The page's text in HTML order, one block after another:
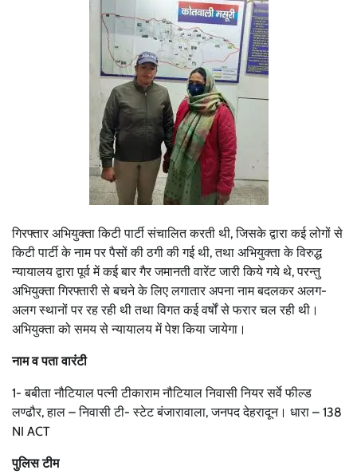
गिरफ्तार अभियुक्ता किटी पार्टी संचालित करती थी, जिसके द्वारा कई लोगों से
किटी पार्टी के नाम पर पैसों की ठगी की गई थी, तथा अभियुक्ता के विरुद्ध
न्यायालय द्वारा पूर्व में कई बार गैर जमानती वारेंट जारी किये गये थे, परन्तु
अभियुक्ता गिरफ्तारी से बचने के लिए लगातार अपना नाम बदलकर अलग-
अलग स्थानों पर रह रही थी तथा विगत कई वर्षों से फरार चल रही थी।
अभियुक्ता को समय से न्यायालय में पेश किया जायेगा।
नाम व पता वारंटी
1- बबीता नौटियाल पत्नी टीकाराम नौटियाल निवासी नियर सर्वे फील्ड
लण्ढौर, हाल – निवासी टी- स्टेट बंजारावाला, जनपद देहरादून। धारा – 138
NI ACT
पुलिस टीम